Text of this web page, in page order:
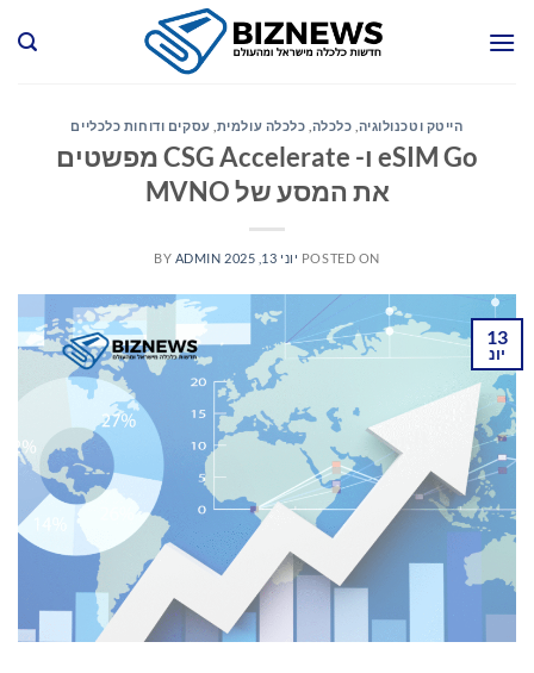
הייטק וטכנולוגיה כלכלה כלכלה עולמית עסקים ודוחות כלכליים
eSIM Go ו- CSG Accelerate מפשטים
את המסע של MVNO
POSTED ON יוני 13, 2025 BY ADMIN
13
יונ